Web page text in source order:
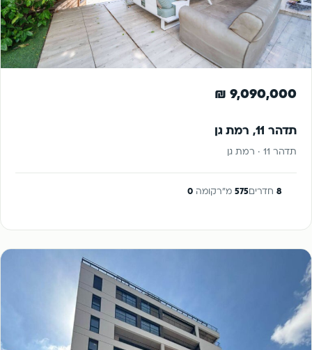
9,090,000 ₪
תדהר 11, רמת גן
תדהר 11 · רמת גן
8 חדרים575 מ"רקומה0